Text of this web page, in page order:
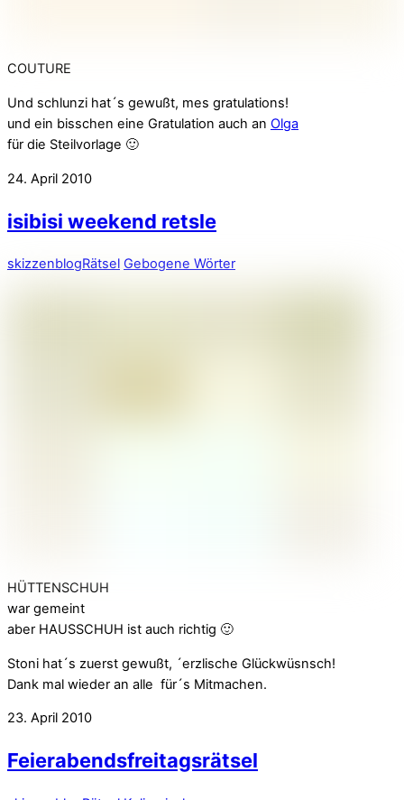
COUTURE
Und schlunzi hat´s gewußt, mes gratulations!
und ein bisschen eine Gratulation auch an Olga
für die Steilvorlage 🙂
24. April 2010
isibisi weekend retsle
skizzenblogRätsel Gebogene Wörter
HÜTTENSCHUH
war gemeint
aber HAUSSCHUH ist auch richtig 🙂
Stoni hat´s zuerst gewußt, ´erzlische Glückwüsnsch!
Dank mal wieder an alle für´s Mitmachen.
23. April 2010
Feierabendsfreitagsrätsel